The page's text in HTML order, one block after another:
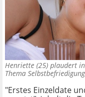
Henriette (25) plaudert
Thema
"Erstes Einzeldate